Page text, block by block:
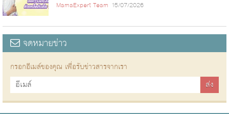
MamaExpert Team 15/07/2026
จดหมายข่าว
กรอกอีเมล์ของคุณ เพื่อรับข่าวสารจากเรา